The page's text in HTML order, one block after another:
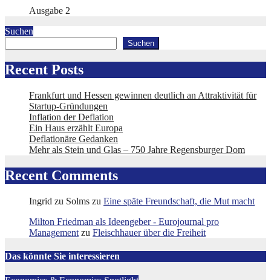
Ausgabe 2
Suchen
Suchen
Recent Posts
Frankfurt und Hessen gewinnen deutlich an Attraktivität für
Startup-Gründungen
Inflation der Deflation
Ein Haus erzählt Europa
Deflationäre Gedanken
Mehr als Stein und Glas – 750 Jahre Regensburger Dom
Recent Comments
Ingrid zu Solms zu Eine späte Freundschaft, die Mut macht
Milton Friedman als Ideengeber - Eurojournal pro
Management zu Fleischhauer über die Freiheit
Das könnte Sie interessieren